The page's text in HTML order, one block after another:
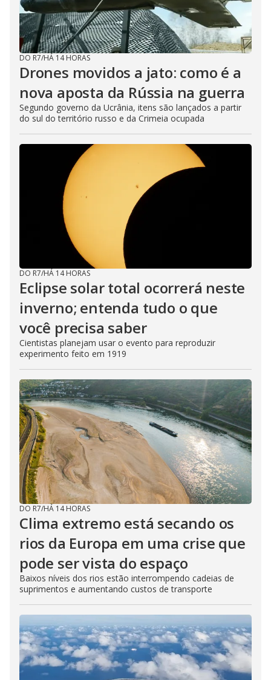
DO R7/HÁ 14 HORAS
Drones movidos a jato: como é a
nova aposta da Rússia na guerra
Segundo governo da Ucrânia, itens são lançados a partir
do sul do território russo e da Crimeia ocupada
DO R7/HÁ 14 HORAS
Eclipse solar total ocorrerá neste
inverno; entenda tudo o que
você precisa saber
Cientistas planejam usar o evento para reproduzir
experimento feito em 1919
DO R7/HÁ 14 HORAS
Clima extremo está secando os
rios da Europa em uma crise que
pode ser vista do espaço
Baixos níveis dos rios estão interrompendo cadeias de
suprimentos e aumentando custos de transporte